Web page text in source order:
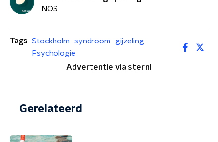
NOS
Tags Stockholm syndroom
gijzeling
Psychologie
Advertentie via ster.nl
Gerelateerd